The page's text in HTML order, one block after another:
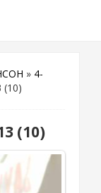
» 4-
(10)
(10)